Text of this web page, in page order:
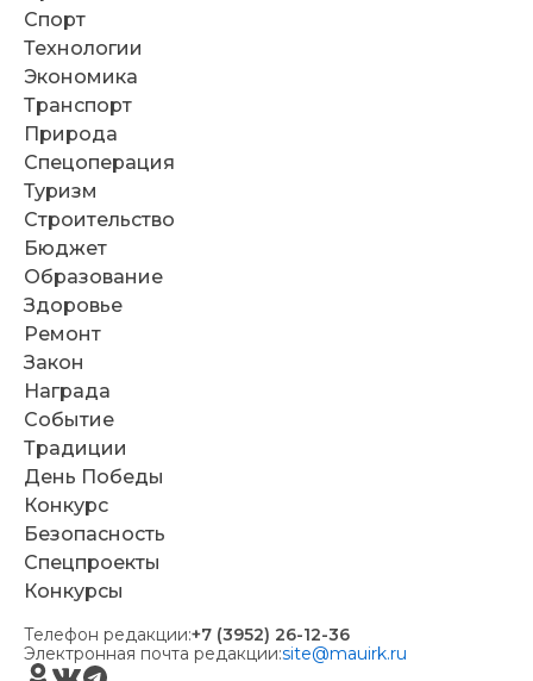
Спорт
Технологии
Экономика
Транспорт
Природа
Спецоперация
Туризм
Строительство
Бюджет
Образование
Здоровье
Ремонт
Закон
Награда
Событие
Традиции
День Победы
Конкурс
Безопасность
Спецпроекты
Конкурсы
Телефон редакции:+7 (3952) 26-12-36
Электронная почта редакции:site@mauirk.ru